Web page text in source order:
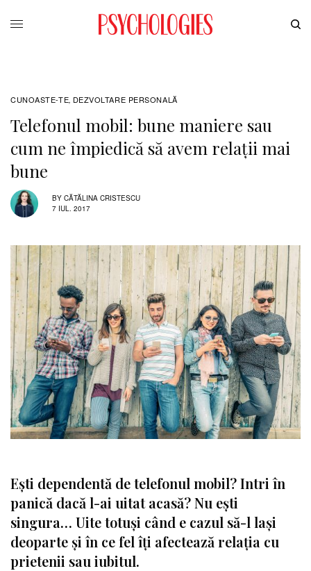
CUNOASTE-TE, DEZVOLTARE PERSONALĂ
Telefonul mobil: bune maniere sau
cum ne împiedică să avem relații mai
bune
BY CĂTĂLINA CRISTESCU
7 IUL. 2017
Ești dependentă de telefonul mobil? Intri în
panică dacă l-ai uitat acasă? Nu ești
singura… Uite totuși când e cazul să-l lași
deoparte și în ce fel îți afectează relația cu
prietenii sau iubitul.